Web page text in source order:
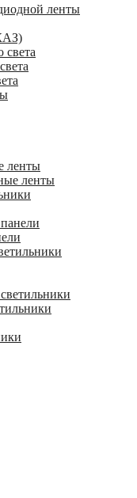
ленты
света
ленты
ленты